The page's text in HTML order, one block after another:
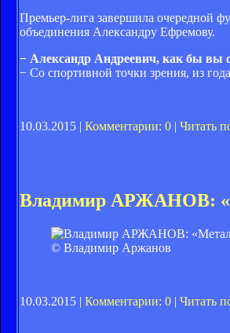
Премьер-лига завершила очередной
объединения Александру Ефремову.
− Александр Андреевич, как бы вы
− Со спортивной точки зрения, из
10.03.2015 | Комментарии: 0 | Читать
Владимир АРЖАНОВ:
© Владимир Аржанов
10.03.2015 | Комментарии: 0 | Читать